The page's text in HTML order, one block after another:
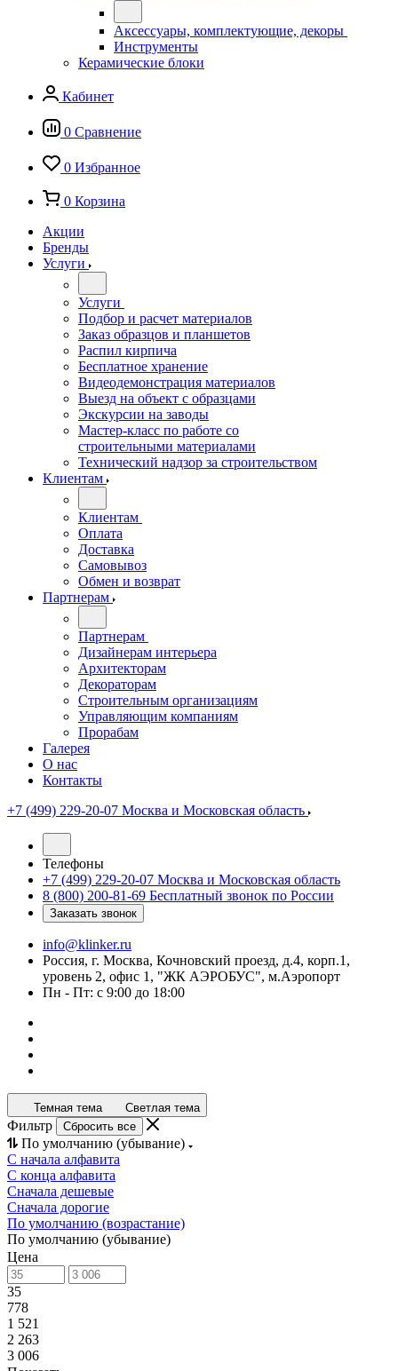
Аксессуары, комплектующие, декоры
Инструменты
Керамические блоки
Кабинет
0 Сравнение
0 Избранное
0 Корзина
Акции
Бренды
Услуги
Услуги
Подбор и расчет материалов
Заказ образцов и планшетов
Распил кирпича
Бесплатное хранение
Видеодемонстрация материалов
Выезд на объект с образцами
Экскурсии на заводы
Мастер-класс по работе со
строительными материалами
Технический надзор за строительством
Клиентам
Клиентам
Оплата
Доставка
Самовывоз
Обмен и возврат
Партнерам
Партнерам
Дизайнерам интерьера
Архитекторам
Декораторам
Строительным организациям
Управляющим компаниям
Прорабам
Галерея
О нас
Контакты
+7 (499) 229-20-07 Москва и Московская область
Телефоны
+7 (499) 229-20-07 Москва и Московская область
8 (800) 200-81-69 Бесплатный звонок по России
Заказать звонок
info@klinker.ru
Россия, г. Москва, Кочновский проезд, д.4, корп.1,
уровень 2, офис 1, "ЖК АЭРОБУС", м.Аэропорт
Пн - Пт: с 9:00 до 18:00
Темная тема Светлая тема
Фильтр Сбросить все
По умолчанию (убывание)
С начала алфавита
С конца алфавита
Сначала дешевые
Сначала дорогие
По умолчанию (возрастание)
По умолчанию (убывание)
Цена
35
778
1 521
2 263
3 006